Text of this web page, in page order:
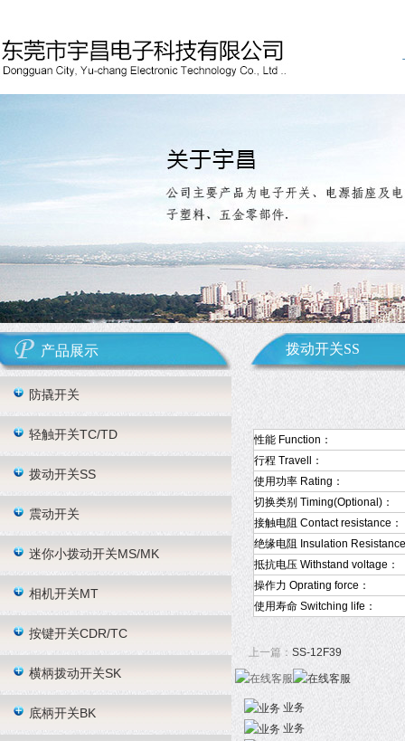
产品展示
防撬开关
轻触开关TC/TD
拨动开关SS
震动开关
迷你小拨动开关MS/MK
相机开关MT
按键开关CDR/TC
横柄拨动开关SK
底柄开关BK
拨动开关SS
性能 Function：
行程 Travell：
使用功率 Rating：
切换类别 Timing(Optional)：
接触电阻 Contact resistance：
绝缘电阻 Insulation
抵抗电压 Withstand voltage：
操作力 Oprating force：
使用寿命 Switching life：
上一篇： SS-12F39
业务
业务